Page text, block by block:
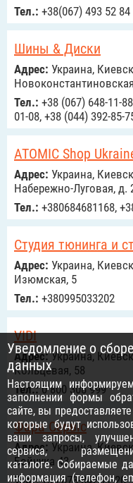
Тел.: +38(067) 493 52 84
Шины & Диски
Адрес: Украина,
Тел.: +38 (067) 648-11-
01-08, +38 (044) 392-85-
ATOMIC Shop
Адрес: Украина,
Набережно-Луговая, д.
Тел.: +380684681168,
Студия тюнинга и
Адрес: Украина,
Изюмская, 5
Тел.: +380995033202
VIDI
Адрес:Украина,
Кольцевая, 58
Тел.:0 800 308 999
Фара Сервіс
Адрес: Украина,
Бойчука 43
Тел.:+38 073-842-77-20
Уведомление о
данных
Настоящим
заполнении формы
сайте, вы
которые будут
ваши запросы,
сервиса,
каталоге. Собираемые
информация (телефон,